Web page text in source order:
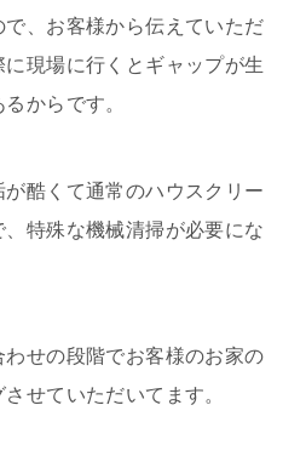
、お客様から伝えていただ
現場に行くとギャップが生
からです。
が酷くて通常のハウスクリー
特殊な機械清掃が必要にな
せの段階でお客様のお家の
せていただいてます。